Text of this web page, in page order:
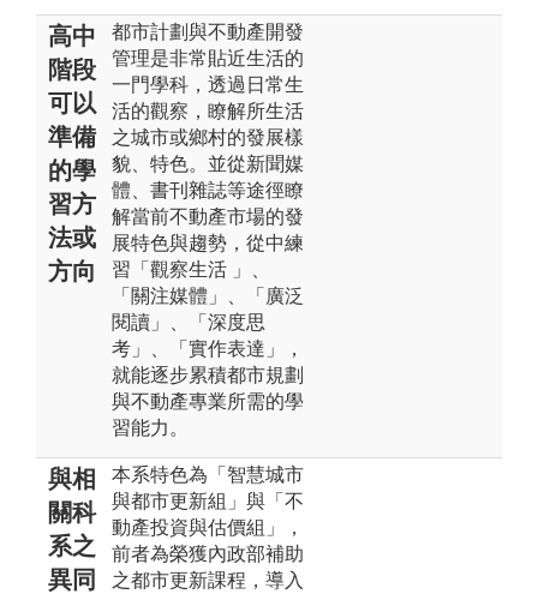
高中
階段
可以
準備
的學
習方
法或
方向
都市計劃與不動產開發
管理是非常貼近生活的
一門學科，透過日常生
活的觀察，瞭解所生活
之城市或鄉村的發展樣
貌、特色。並從新聞媒
體、書刊雜誌等途徑瞭
解當前不動產市場的發
展特色與趨勢，從中練
習「觀察生活 」、
「關注媒體」、「廣泛
閱讀」、「深度思
考」、「實作表達」，
就能逐步累積都市規劃
與不動產專業所需的學
習能力。
與相
關科
系之
異同
本系特色為「智慧城市
與都市更新組」與「不
動產投資與估價組」，
前者為榮獲內政部補助
之都市更新課程，導入